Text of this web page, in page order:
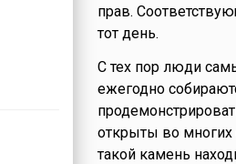
прав.
тот день.
С тех пор люди
ежегодно
открыты во многих
такой камень